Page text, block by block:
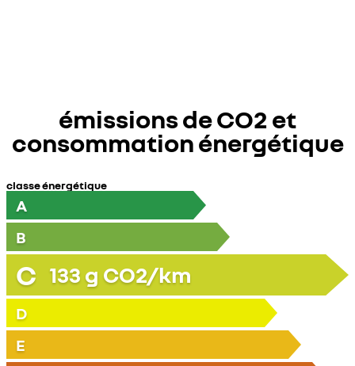
émissions de CO2 et
consommation énergétique
classe énergétique
A
B
C 133 g CO2/km
D
E